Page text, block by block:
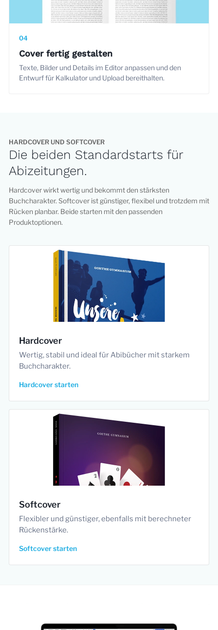
04
Cover fertig gestalten
Texte, Bilder und Details im Editor anpassen und den
Entwurf für Kalkulator und Upload bereithalten.
HARDCOVER UND SOFTCOVER
Die beiden Standardstarts für
Abizeitungen.
Hardcover wirkt wertig und bekommt den stärksten
Buchcharakter. Softcover ist günstiger, flexibel und trotzdem mit
Rücken planbar. Beide starten mit den passenden
Produktoptionen.
Hardcover
Wertig, stabil und ideal für Abibücher mit starkem
Buchcharakter.
Hardcover starten
Softcover
Flexibler und günstiger, ebenfalls mit berechneter
Rückenstärke.
Softcover starten